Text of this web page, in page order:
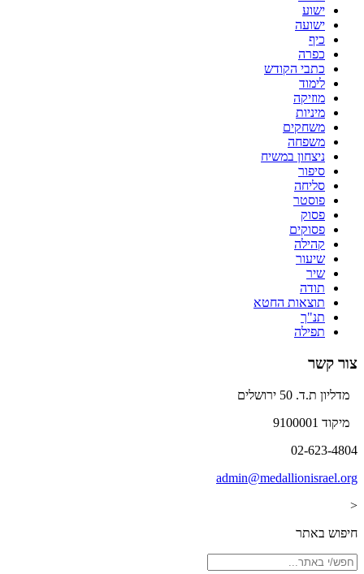
ישוע
ישועה
כיף
כפרה
כתבי הקודש
לימוד
מוזיקה
מיניות
משחקים
משפחה
ניצחון במשיח
סיפור
סליחה
פוסטר
פסוק
פסוקים
קהילה
שיעור
שיר
תודה
תוצאות החטא
תנ"ך
תפילה
צור קשר
מדליון ת.ד. 50 ירושלים
מיקוד 9100001
02-623-4804
admin@medallionisrael.org
<
חיפוש באתר